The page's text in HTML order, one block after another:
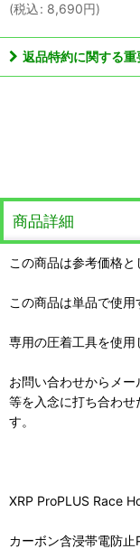
(税込: 8,690円)
返品特約に関する重
商品詳細
この商品は参考価格と
この商品は単品で使用
専用の圧着工具を使用
お問い合わせからメ
等を入念に打ち合わせ
す。
XRP ProPLUS Race
カーボン含浸帯電防